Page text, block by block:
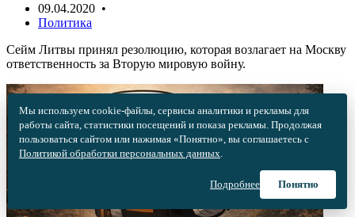
09.04.2020 •
Политика
Сейм Литвы принял резолюцию, которая возлагает на Москву
ответственность за Вторую мировую войну.
Мы используем cookie-файлы, сервисы аналитики и рекламы для
работы сайта, статистики посещений и показа рекламы. Продолжая
пользоваться сайтом или нажимая «Понятно», вы соглашаетесь с
Политикой обработки персональных данных.
Подробнее Понятно